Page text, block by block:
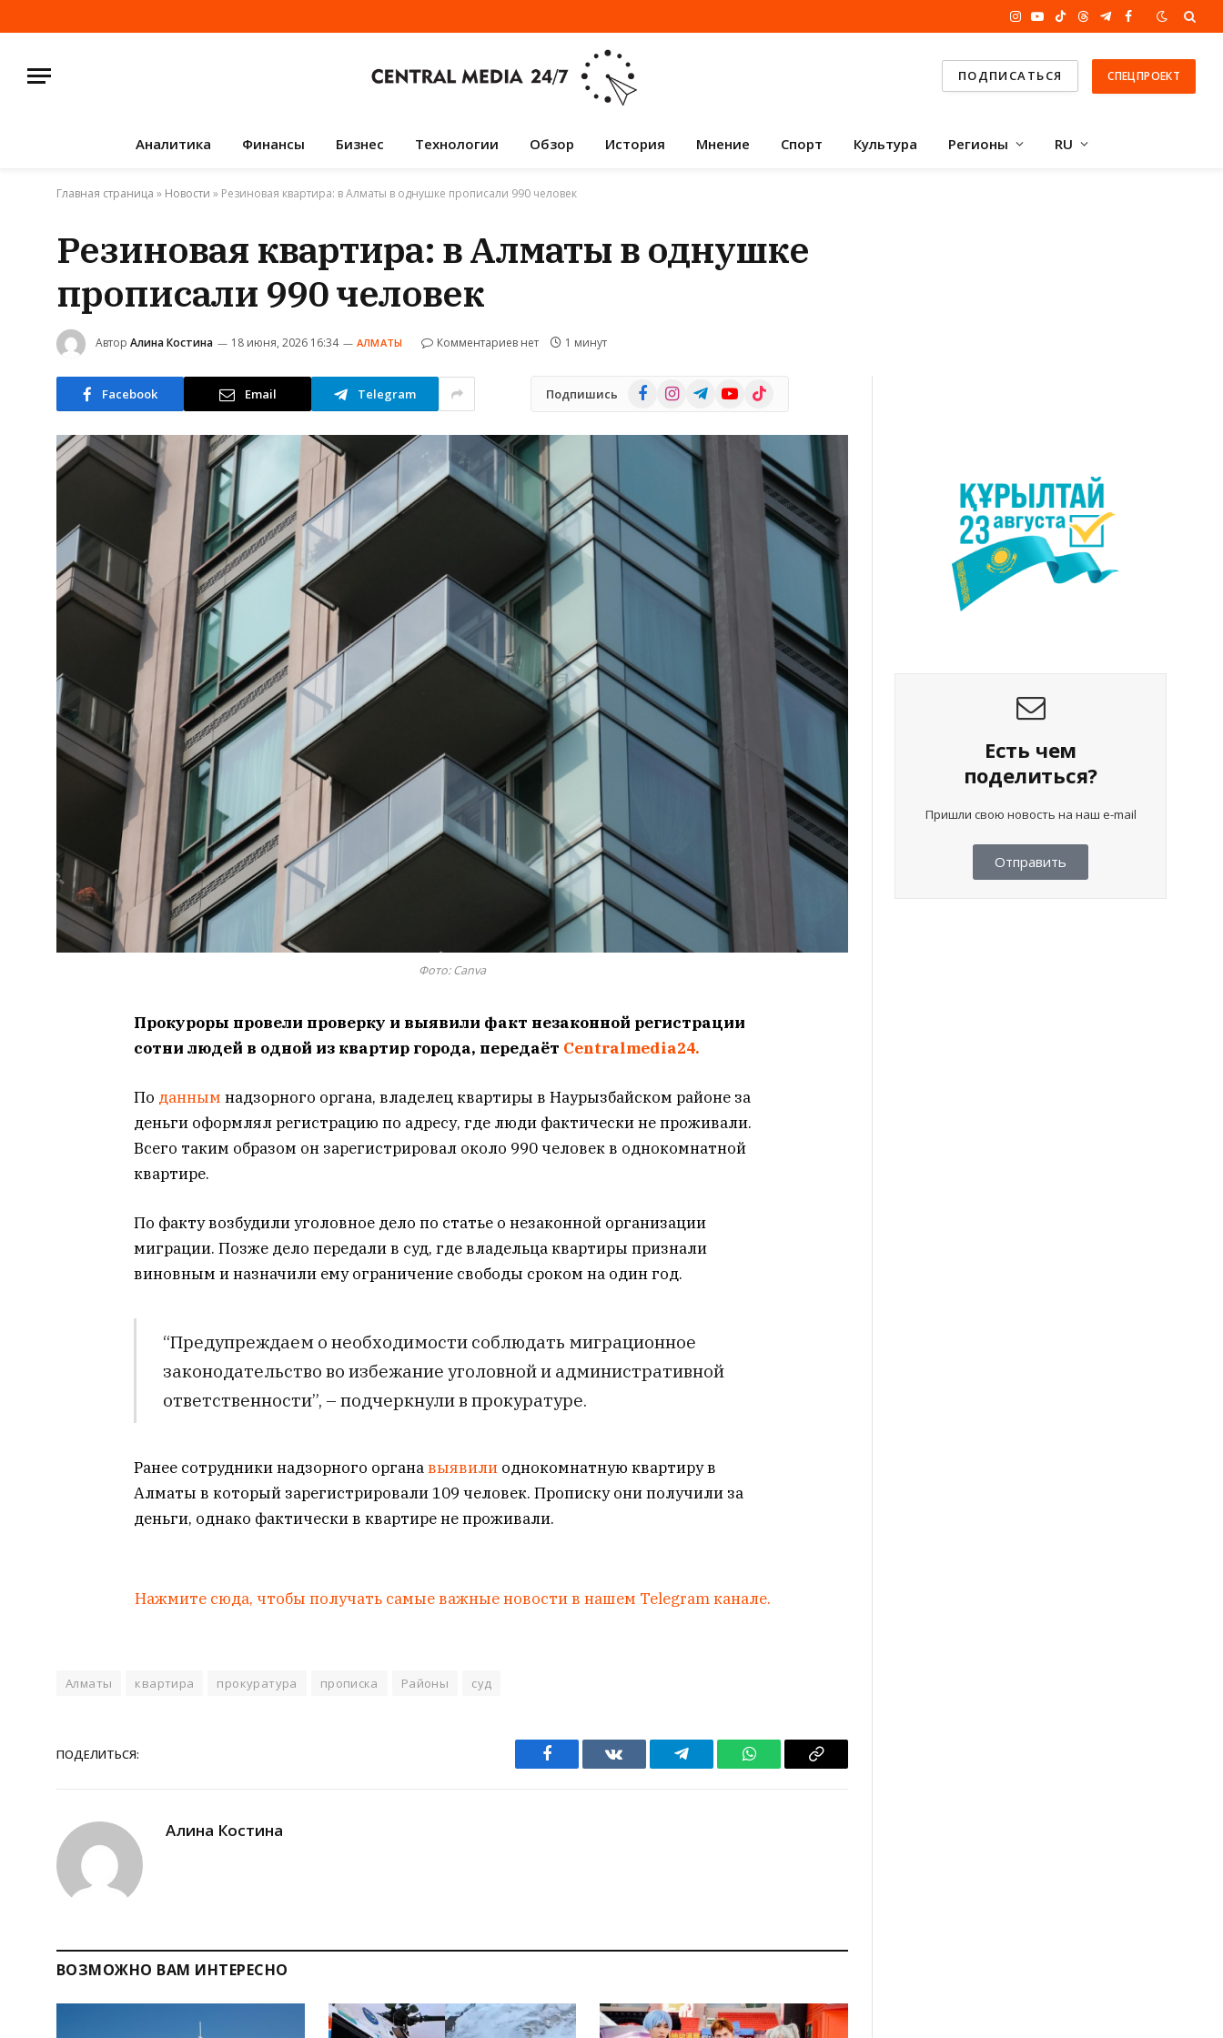
Instagram
YouTube
TikTokThreadsTelegram
Facebook
ПОДПИСАТЬСЯ СПЕЦПРОЕКТ
Аналитика Финансы Бизнес Технологии Обзор История Мнение Спорт Культура Регионы RU
Главная страница » Новости » Резиновая квартира: в Алматы в однушке прописали 990 человек
Резиновая квартира: в Алматы в однушке
прописали 990 человек
Автор Алина Костина 18 июня, 2026 16:34 АЛМАТЫ Комментариев нет 1 минут
Facebook Email Telegram Подпишись FacebookInstagramTelegramYouTube
TikTok
Фото: Canva
Прокуроры провели проверку и выявили факт незаконной регистрации
сотни людей в одной из квартир города, передаёт Centralmedia24.
По данным надзорного органа, владелец квартиры в Наурызбайском районе за
деньги оформлял регистрацию по адресу, где люди фактически не проживали.
Всего таким образом он зарегистрировал около 990 человек в однокомнатной
квартире.
По факту возбудили уголовное дело по статье о незаконной организации
миграции. Позже дело передали в суд, где владельца квартиры признали
виновным и назначили ему ограничение свободы сроком на один год.
“Предупреждаем о необходимости соблюдать миграционное
законодательство во избежание уголовной и административной
ответственности”, – подчеркнули в прокуратуре.
Ранее сотрудники надзорного органавыявили однокомнатную квартиру в
Алматы в который зарегистрировали 109 человек. Прописку они получили за
деньги, однако фактически в квартире не проживали.
Нажмите сюда, чтобы получать самые важные новости в нашем Telegram канале.
Алматы квартира прокуратура прописка Районы суд
ПОДЕЛИТЬСЯ:
Facebook VKontakteTelegram WhatsAppCopy
Алина Костина
ВОЗМОЖНО ВАМ ИНТЕРЕСНО
Есть чем
поделиться?
Пришли свою новость на наш e-mail
Отправить